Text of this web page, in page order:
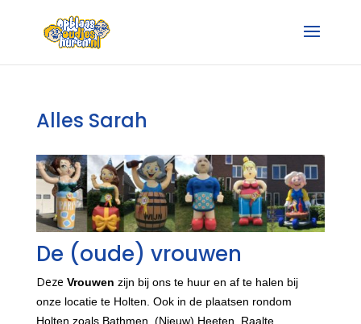
Alles Sarah
De (oude) vrouwen
Deze Vrouwen zijn bij ons te huur en af te halen bij
onze locatie te Holten. Ook in de plaatsen rondom
Holten zoals Bathmen, (Nieuw) Heeten, Raalte,